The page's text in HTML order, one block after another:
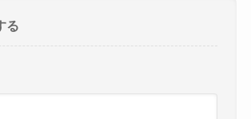
る